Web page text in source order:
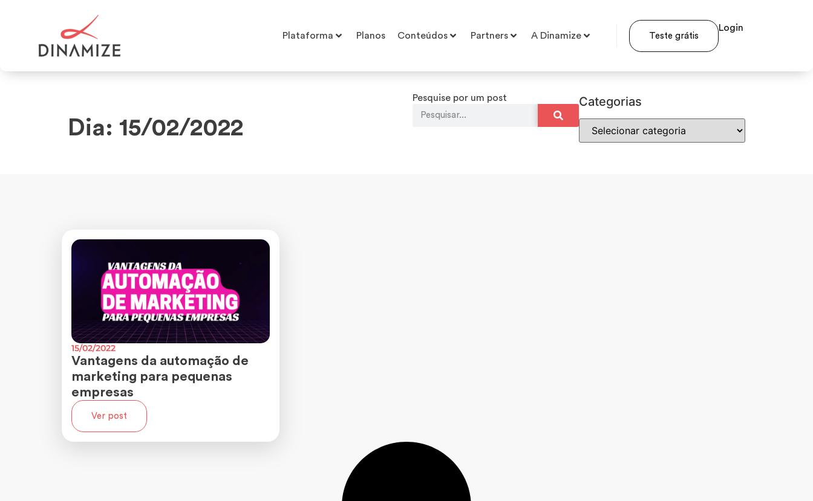
Plataforma Planos Conteúdos Partners A Dinamize Teste grátis
Login
Dia: 15/02/2022
Pesquise por um post Categorias
15/02/2022
Vantagens da automação de
marketing para pequenas
empresas
Ver post